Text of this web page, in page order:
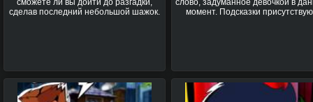
сможете ли вы дойти до разгадки,
сделав последний небольшой шажок.
слово, задуманное девочкой в
момент. Подсказки